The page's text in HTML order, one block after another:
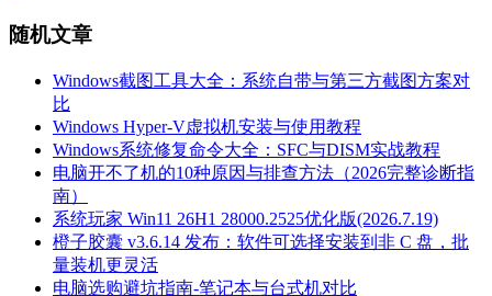
随机文章
Windows截图工具大全：系统自带与第三方截图方案对
比
Windows Hyper-V虚拟机安装与使用教程
Windows系统修复命令大全：SFC与DISM实战教程
电脑开不了机的10种原因与排查方法（2026完整诊断指
南）
系统玩家 Win11 26H1 28000.2525优化版(2026.7.19)
橙子胶囊 v3.6.14 发布：软件可选择安装到非 C 盘，批
量装机更灵活
电脑选购避坑指南-笔记本与台式机对比